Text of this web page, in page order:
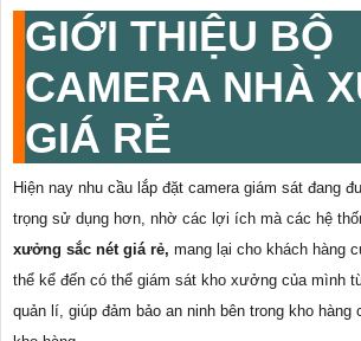
GIỚI THIỆU BỘ
CAMERA NHÀ
GIÁ RẺ
Hiện nay nhu cầu lắp đặt camera giám sát đang
trọng sử dụng hơn, nhờ các lợi ích mà các hệ
xưởng sắc nét giá rẻ, mang lại cho khách hàng
thể kể đến có thể giám sát kho xưởng của mình
quản lí, giúp đảm bảo an ninh bên trong kho hàng